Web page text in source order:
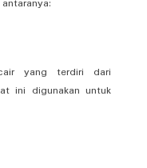
yang terdiri dari
ini digunakan untuk